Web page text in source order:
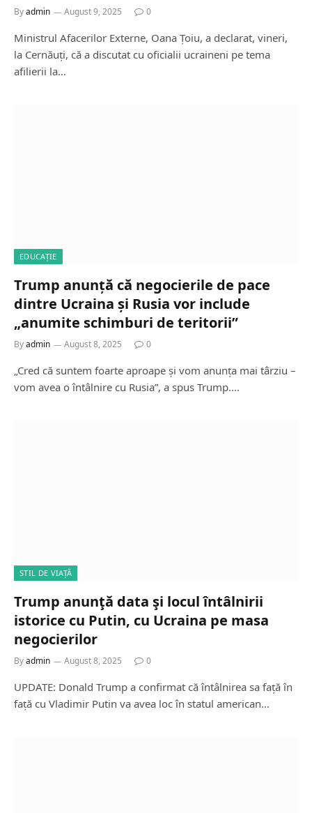
Byadmin August 9, 2025 0
Ministrul Afacerilor Externe, Oana Țoiu, a declarat, vineri,
la Cernăuți, că a discutat cu oficialii ucraineni pe tema
afilierii la…
EDUCAȚIE
Trump anunță că negocierile de pace
dintre Ucraina și Rusia vor include
„anumite schimburi de teritorii”
Byadmin August 8, 2025 0
„Cred că suntem foarte aproape și vom anunța mai târziu –
vom avea o întâlnire cu Rusia”, a spus Trump.…
STIL DE VIAȚĂ
Trump anunţă data şi locul întâlnirii
istorice cu Putin, cu Ucraina pe masa
negocierilor
Byadmin August 8, 2025 0
UPDATE: Donald Trump a confirmat că întâlnirea sa față în
față cu Vladimir Putin va avea loc în statul american…